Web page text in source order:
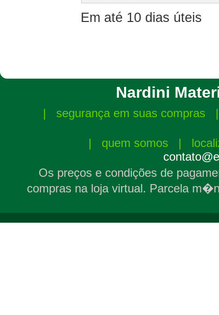
Em até 10 dias úteis
Nardini
| segurança em suas compras
| quem somos |
Os preços e condições de
compras na loja virtual. Parcela